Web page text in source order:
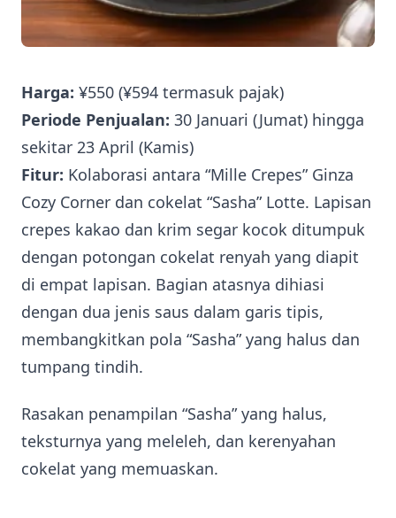
Harga: ¥550 (¥594 termasuk pajak)
Periode Penjualan: 30 Januari (Jumat) hingga
sekitar 23 April (Kamis)
Fitur: Kolaborasi antara “Mille Crepes” Ginza
Cozy Corner dan cokelat “Sasha” Lotte. Lapisan
crepes kakao dan krim segar kocok ditumpuk
dengan potongan cokelat renyah yang diapit
di empat lapisan. Bagian atasnya dihiasi
dengan dua jenis saus dalam garis tipis,
membangkitkan pola “Sasha” yang halus dan
tumpang tindih.
Rasakan penampilan “Sasha” yang halus,
teksturnya yang meleleh, dan kerenyahan
cokelat yang memuaskan.